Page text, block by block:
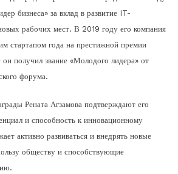
бизнеса» за вклад в развитие IT-
рабочих мест. В 2019 году его компания
стартапом года на престижной премии
получил звание «Молодого лидера» от
форума.
Рената Агзамова подтверждают его
и способность к инновационному
активно развиваться и внедрять новые
обществу и способствующие